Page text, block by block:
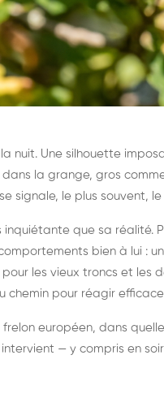
: éliminer
rats et
en France
nuit. Une silhouette
la grange, gros
signale, le plus souvent,
que sa réalité.
bien à lui :
les vieux troncs et les
chemin pour réagir
européen, dans
— y compris en